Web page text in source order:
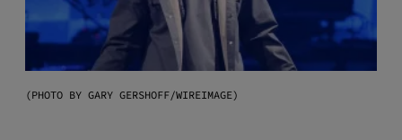
(PHOTO BY GARY GERSHOFF/WIREIMAGE)